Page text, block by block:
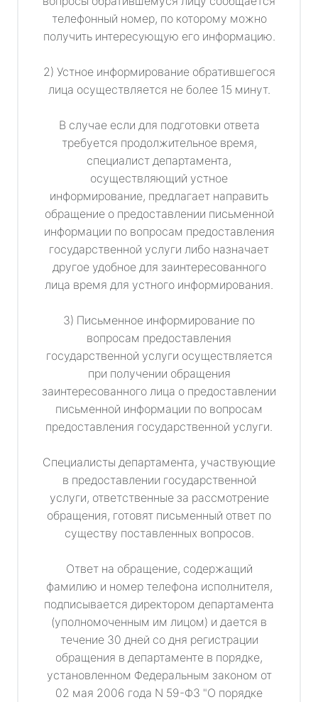
телефонный номер, по которому можно
получить интересующую его информацию.
2) Устное информирование обратившегося
лица осуществляется не более 15 минут.
В случае если для подготовки ответа
требуется продолжительное время,
специалист департамента,
осуществляющий устное
информирование, предлагает направить
обращение о предоставлении письменной
информации по вопросам предоставления
государственной услуги либо назначает
другое удобное для заинтересованного
лица время для устного информирования.
3) Письменное информирование по
вопросам предоставления
государственной услуги осуществляется
при получении обращения
заинтересованного лица о предоставлении
письменной информации по вопросам
предоставления государственной услуги.
Специалисты департамента, участвующие
в предоставлении государственной
услуги, ответственные за рассмотрение
обращения, готовят письменный ответ по
существу поставленных вопросов.
Ответ на обращение, содержащий
фамилию и номер телефона исполнителя,
подписывается директором департамента
(уполномоченным им лицом) и дается в
течение 30 дней со дня регистрации
обращения в департаменте в порядке,
установленном Федеральным законом от
02 мая 2006 года N 59-ФЗ "О порядке